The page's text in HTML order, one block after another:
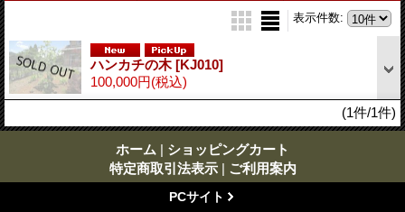
表示件数:
ハンカチの木[KJ010]
100,000円(税込)
(1件/1件)
ホーム | ショッピングカート
特定商取引法表示 | ご利用案内
PCサイト